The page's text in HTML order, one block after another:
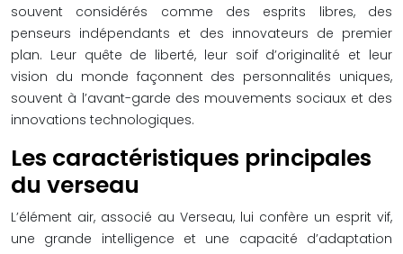
souvent considérés comme des esprits libres, des
penseurs indépendants et des innovateurs de premier
plan. Leur quête de liberté, leur soif d’originalité et leur
vision du monde façonnent des personnalités uniques,
souvent à l’avant-garde des mouvements sociaux et des
innovations technologiques.
Les caractéristiques principales
du verseau
L’élément air, associé au Verseau, lui confère un esprit vif,
une grande intelligence et une capacité d’adaptation